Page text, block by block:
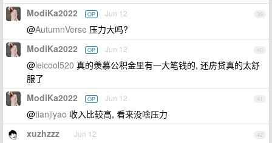
39
ModiKa2022 OP Jun 12
@AutumnVerse 压力大吗?
40
ModiKa2022 OP Jun 12
@leicool520 真的羡慕公积金里有一大笔钱的, 还房贷真的太舒
服了
41
ModiKa2022 OP Jun 12
@tianjiyao 收入比较高, 看来没啥压力
42
xuzhzzz Jun 12